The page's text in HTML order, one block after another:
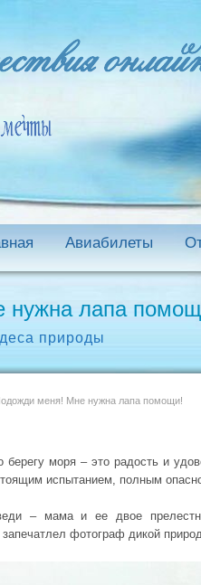
Авиабилеты
нужна лапа
природы
меня! Мне нужна лапа помощи!
моря – это радость и
испытанием, полным
– мама и ее двое
фотограф дикой